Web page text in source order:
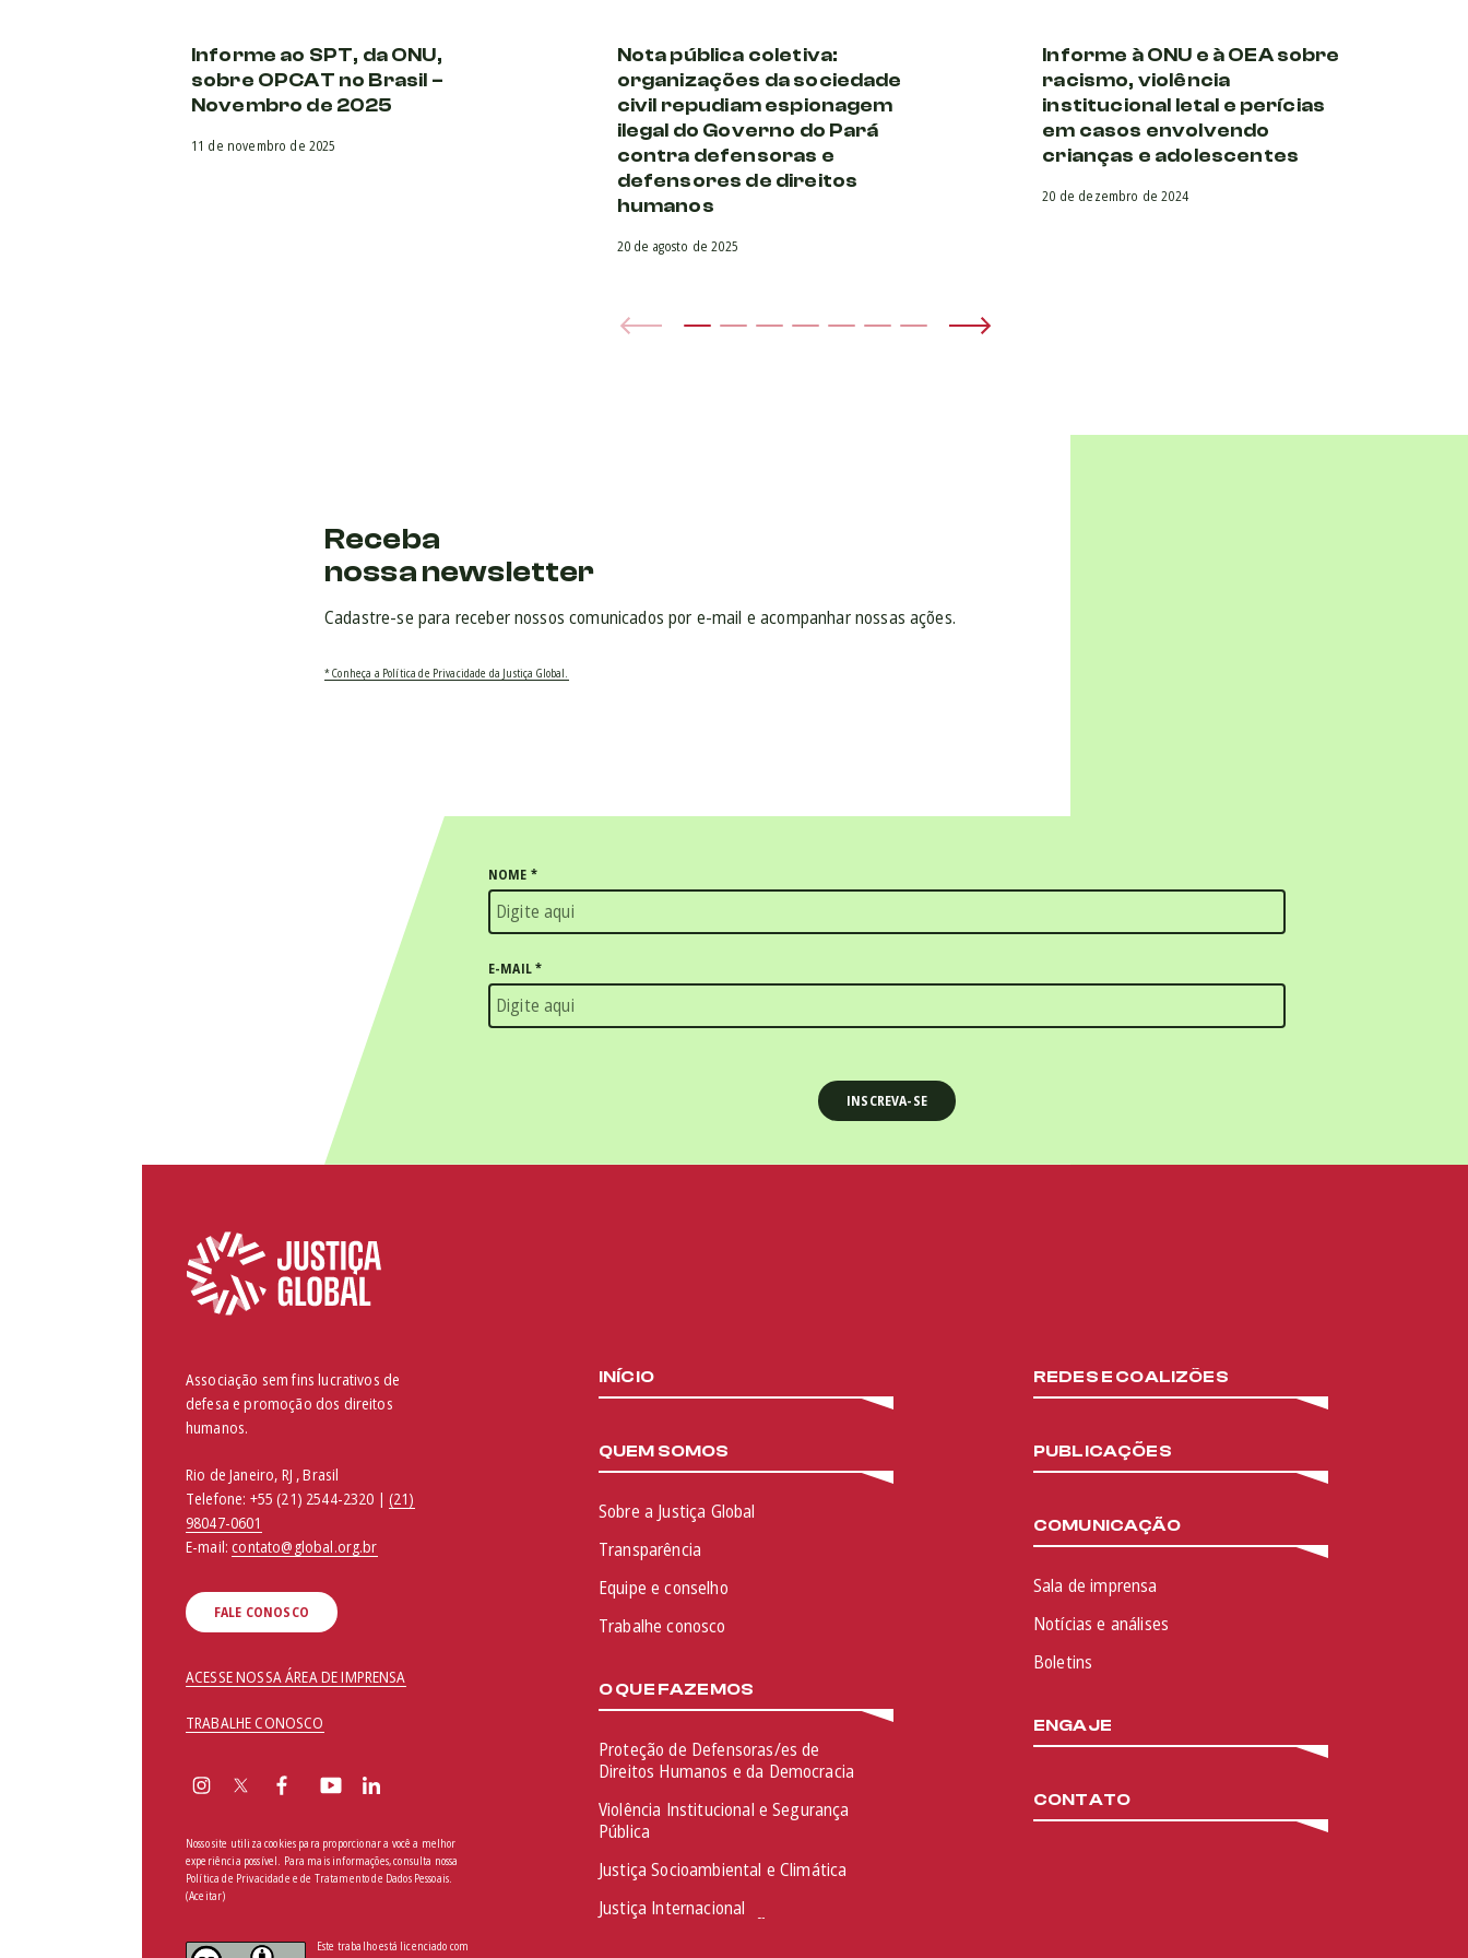
Informe ao SPT, da ONU,
sobre OPCAT no Brasil –
Novembro de 2025
11 de novembro de 2025
Nota pública coletiva:
organizações da sociedade
civil repudiam espionagem
ilegal do Governo do Pará
contra defensoras e
defensores de direitos
humanos
20 de agosto de 2025
Informe à ONU e à OEA sobre
racismo, violência
institucional letal e perícias
em casos envolvendo
crianças e adolescentes
20 de dezembro de 2024
Receba
nossa newsletter
Cadastre-se para receber nossos comunicados por e-mail e acompanhar nossas ações.
* Conheça a Política de Privacidade da Justiça Global.
NOME *
E-MAIL*
Associação sem fins lucrativos de
defesa e promoção dos direitos
humanos.
Rio de Janeiro, RJ , Brasil
Telefone: +55 (21) 2544-2320 | (21)
98047-0601
E-mail:contato@global.org.br
FALE CONOSCO
ACESSE NOSSA ÁREA DE IMPRENSA
TRABALHE CONOSCO
Nosso site utiliza cookies para proporcionar a você a melhor
experiência possível. Para mais informações, consulta nossa
Política de Privacidade e de Tratamento de Dados Pessoais
(Aceitar)
Este trabalho está licenciado com
INÍCIO
QUEM SOMOS
Sobre a Justiça Global
Transparência
Equipe e conselho
Trabalhe conosco
O QUE FAZEMOS
Proteção de Defensoras/es de
Direitos Humanos e da Democracia
Violência Institucional e Segurança
Pública
Justiça Socioambiental e Climática
Justiça Internacional
REDES E COALIZÕES
PUBLICAÇÕES
COMUNICAÇÃO
Sala de imprensa
Notícias e análises
Boletins
ENGAJE
CONTATO